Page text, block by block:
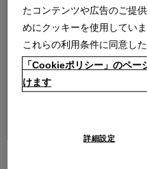
たコンテンツや広告のご提
めにクッキーを使用してい
これらの利用条件に同意し
「Cookieポリシー」のペ
けます
詳細設定